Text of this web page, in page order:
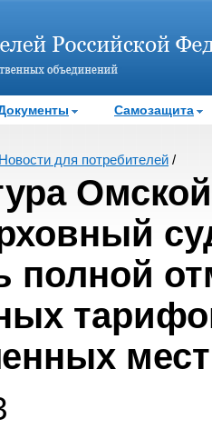
Самозащита
Новости для потребителей /
полной